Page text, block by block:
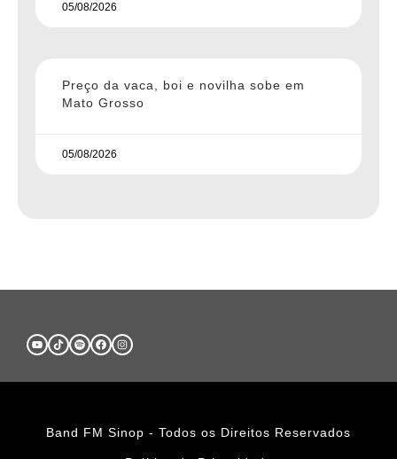
05/08/2026
Preço da vaca, boi e novilha sobe em
Mato Grosso
05/08/2026
Band FM Sinop - Todos os Direitos Reservados